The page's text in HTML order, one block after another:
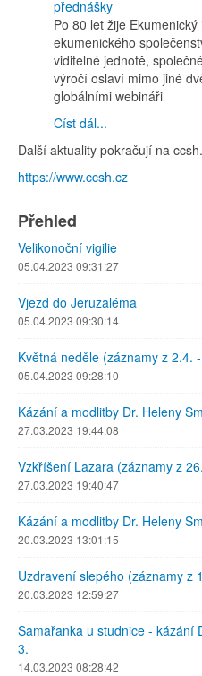
Po 80 let žije
ekumenického
viditelné jednotě,
výročí oslaví mimo jiné
globálními webináři
Číst dál...
Další aktuality pokračují na
https://www.ccsh.cz
Přehled
Velikonoční vigilie
05.04.2023 09:31:27
Vjezd do Jeruzaléma
05.04.2023 09:30:14
Květná neděle (záznamy z 2.4.
05.04.2023 09:28:10
Kázání a modlitby Dr. Heleny
27.03.2023 19:44:08
Vzkříšení Lazara (záznamy z
27.03.2023 19:40:47
Kázání a modlitby Dr. Heleny
20.03.2023 13:01:15
Uzdravení slepého (záznamy z
20.03.2023 12:59:27
Samařanka u studnice - kázání
3.
14.03.2023 08:28:42